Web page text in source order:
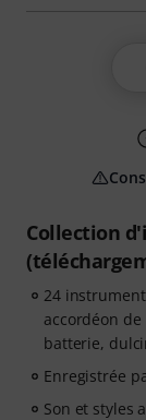
Collection
24
accordéon
batterie,
Enregistrée
Son et styles